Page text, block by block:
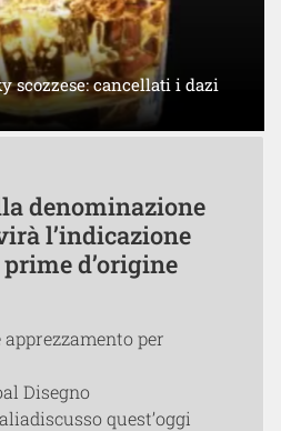
scozzese: cancellati i dazi
denominazione
l’indicazione
d’origine
per
Disegno
quest’oggi